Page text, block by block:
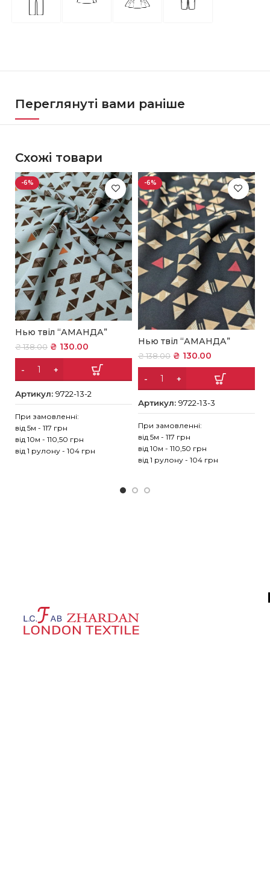
Переглянуті вами раніше
Схожі товари
-6%
Нью твіл “АМАНДА”
₴138.00 ₴ 130.00
Артикул:9722-13-2
При замовленні:
від 5м - 117 грн
від 10м - 110,50 грн
від 1 рулону - 104 грн
-6%
Нью твіл “АМАНДА”
₴138.00 ₴ 130.00
Артикул: 9722-13-3
При замовленні:
від 5м - 117 грн
від 10м - 110,50 грн
від 1 рулону - 104 грн